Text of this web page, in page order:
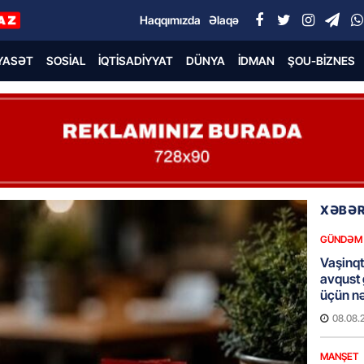
Haqqımızda Əlaqə
SOSIAL İQTISADIYYAT DÜNYA İDMAN ŞOU-BIZNES
GÜNDƏM
avqust
üçün
MANŞET